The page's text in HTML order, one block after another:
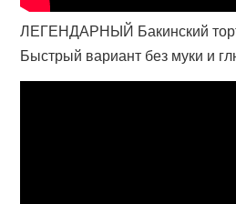
ЛЕГЕНДАРНЫЙ Бакинский
Быстрый вариант без муки и